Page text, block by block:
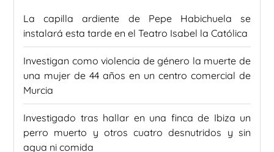
La capilla ardiente de Pepe Habichuela se
instalará esta tarde en el Teatro Isabel la Católica
Investigan como violencia de género la muerte de
una mujer de 44 años en un centro comercial de
Murcia
Investigado tras hallar en una finca de Ibiza un
perro muerto y otros cuatro desnutridos y sin
agua ni comida